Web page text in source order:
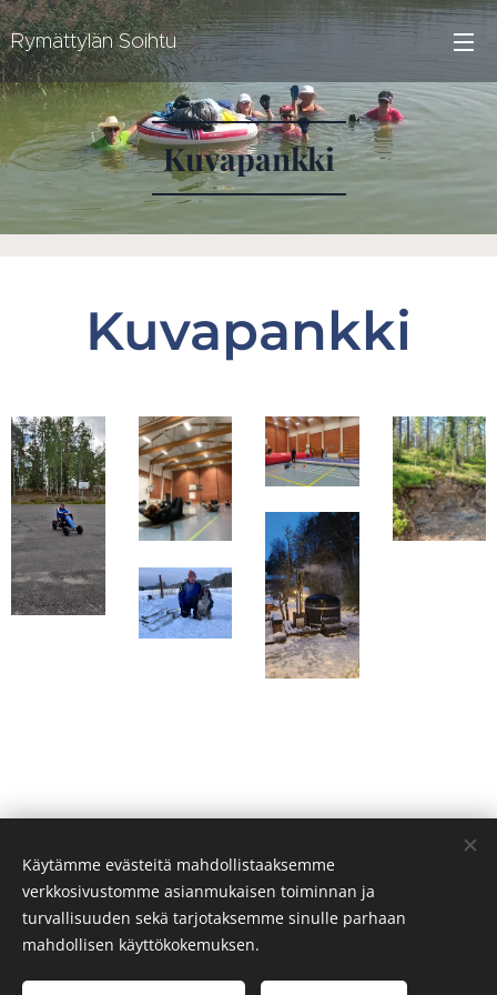
Rymättylän Soihtu
Kuvapankki
Kuvapankki
© 2022 Kaikki oikeudet pidätetään
Evästeet
Käytämme evästeitä mahdollistaaksemme
verkkosivustomme asianmukaisen toiminnan ja
turvallisuuden sekä tarjotaksemme sinulle parhaan
mahdollisen käyttökokemuksen.